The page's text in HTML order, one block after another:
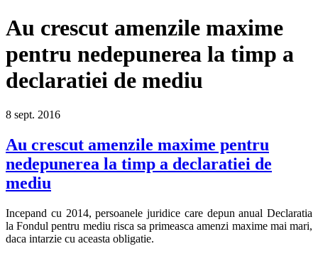
Au crescut amenzile maxime
pentru nedepunerea la timp a
declaratiei de mediu
8 sept. 2016
Au crescut amenzile maxime pentru
nedepunerea la timp a declaratiei de
mediu
Incepand cu 2014, persoanele juridice care depun anual Declaratia
la Fondul pentru mediu risca sa primeasca amenzi maxime mai mari,
daca intarzie cu aceasta obligatie.